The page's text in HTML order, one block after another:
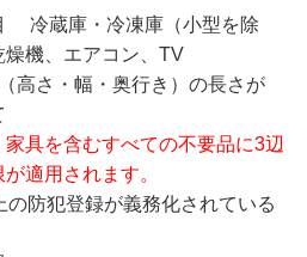
冷蔵庫・冷凍庫（小型を除
燥機、エアコン、TV
高さ・幅・奥行き）の長さが
具を含むすべての不要品に3辺
適用されます。
の防犯登録が義務化されている